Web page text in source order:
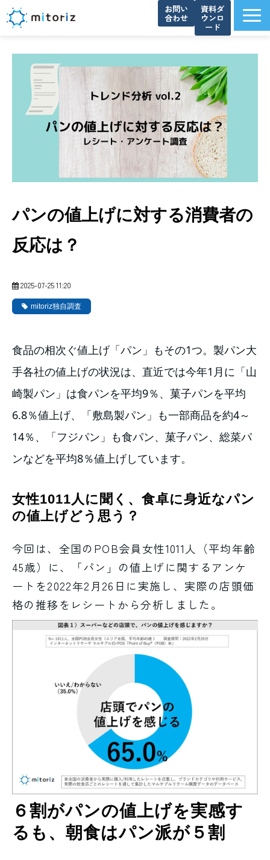
お問い
合わせ
資料ダ
ウンロ
ード
選ばれる理由
導入事例
ブログ
お知らせ
よくあるご質問
資料ダウンロード一覧
パンの値上げに対する消費者の
反応は？
2025-07-25 11:20
mitoriz独自調査
食品の相次ぐ値上げ「パン」もその1つ。製パン大
手各社の値上げの状況は、直近では今年1月に「山
崎製パン」は食パンを平均9％、菓子パンを平均
6.8％値上げ、「敷島製パン」も一部商品を約4～
14％、「フジパン」も食パン、菓子パン、総菜パ
ンなどを平均8％値上げしています。
女性1011人に聞く、食卓に身近なパン
の値上げどう思う？
今回は、全国のPOB会員女性1011人（平均年齢
45歳）に、「パン」の値上げに関するアンケ
ートを2022年2月26日に実施し、実際の店頭価
格の推移をレシートから分析しました。
６割がパンの値上げを実感す
るも、朝食はパン派が５割